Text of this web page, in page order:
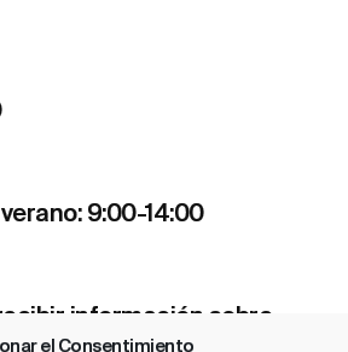
el Consentimiento
9:00-14:00
información sobre